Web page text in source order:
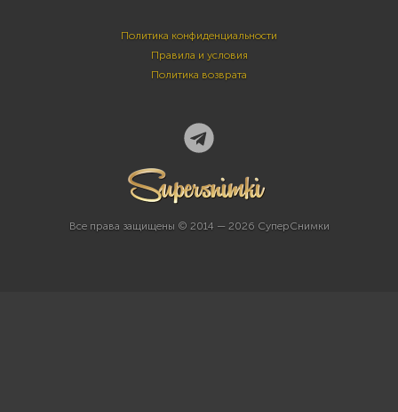
Политика конфиденциальности
Правила и условия
Политика возврата
Все права защищены © 2014 — 2026 СуперСнимки